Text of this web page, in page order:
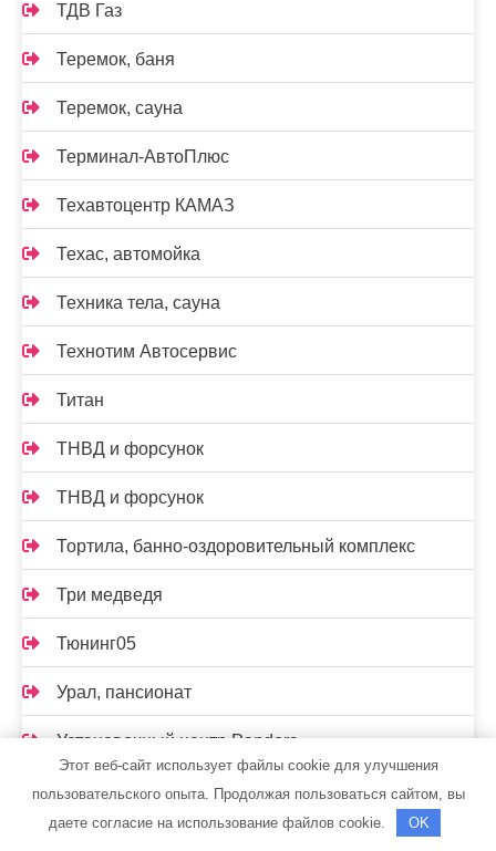
ТДВ Газ
Теремок, баня
Теремок, сауна
Терминал-АвтоПлюс
Техавтоцентр КАМАЗ
Техас, автомойка
Техника тела, сауна
Технотим Автосервис
Титан
ТНВД и форсунок
ТНВД и форсунок
Тортила, банно-оздоровительный комплекс
Три медведя
Тюнинг05
Урал, пансионат
Установочный центр Pandora
Установочный центр Pandora
Этот веб-сайт использует файлы cookie для улучшения
пользовательского опыта. Продолжая пользоваться сайтом, вы
даете согласие на использование файлов cookie.
OK